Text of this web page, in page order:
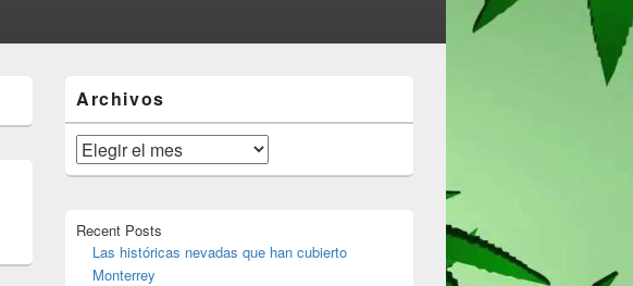
área
de
widget
barra
lateral
Archivos
Archivos
Recent Posts
Las históricas nevadas que han cubierto
Monterrey